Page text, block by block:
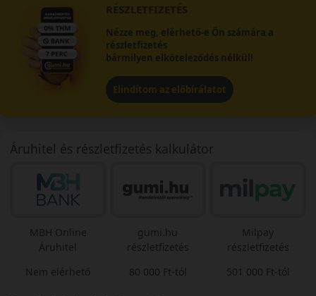
RÉSZLETFIZETÉS
Nézze meg, elérhető-e Ön számára a
részletfizetés
bármilyen elköteleződés nélkül!
Elindítom az előbírálatot
Áruhitel és részletfizetés kalkulátor
MBH Online
Áruhitel
Nem elérhető
gumi.hu
részletfizetés
80 000 Ft-tól
Milpay
részletfizetés
501 000 Ft-tól